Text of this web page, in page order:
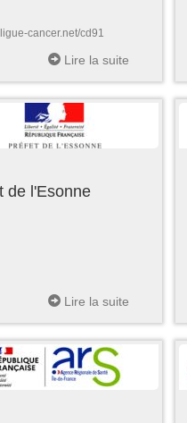
cancer.net/cd91
Lire la suite
de l'Esonne
Lire la suite